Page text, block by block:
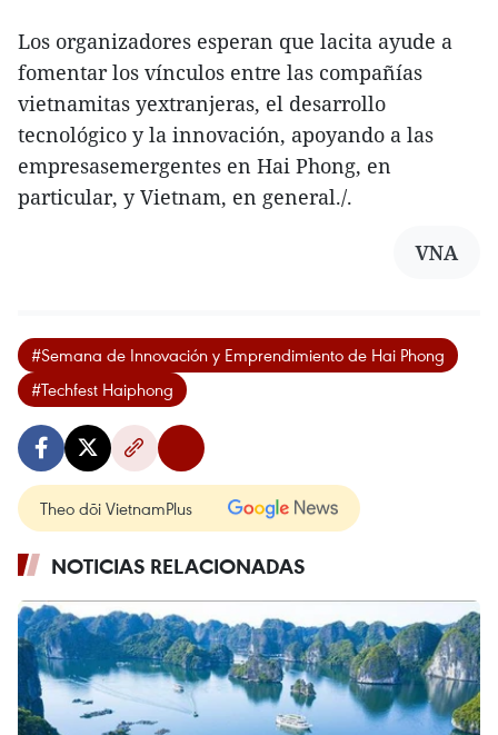
Los organizadores esperan que lacita ayude a
fomentar los vínculos entre las compañías
vietnamitas yextranjeras, el desarrollo
tecnológico y la innovación, apoyando a las
empresasemergentes en Hai Phong, en
particular, y Vietnam, en general./.
VNA
#Semana de Innovación y Emprendimiento de Hai Phong
#Techfest Haiphong
Theo dõi VietnamPlus
NOTICIAS RELACIONADAS